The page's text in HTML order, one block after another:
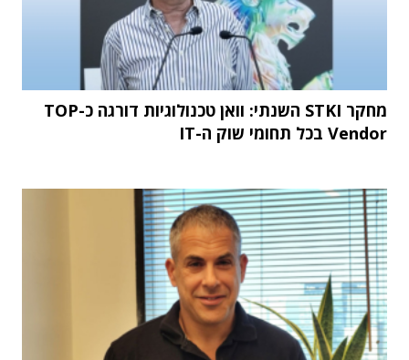
מחקר STKI השנתי: וואן טכנולוגיות דורגה כ-TOP
Vendor בכל תחומי שוק ה-IT